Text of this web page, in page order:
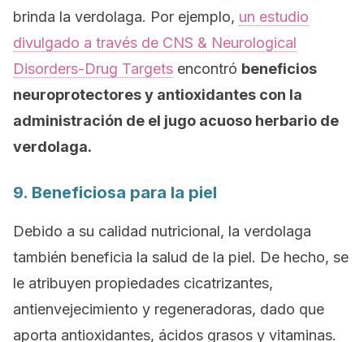
brinda la verdolaga. Por ejemplo, un estudio
divulgado a través de CNS & Neurological
Disorders-Drug Targets encontró beneficios
neuroprotectores y antioxidantes con la
administración de el jugo acuoso herbario de
verdolaga.
9. Beneficiosa para la piel
Debido a su calidad nutricional, la verdolaga
también beneficia la salud de la piel. De hecho, se
le atribuyen propiedades cicatrizantes,
antienvejecimiento y regeneradoras, dado que
aporta antioxidantes, ácidos grasos y vitaminas.